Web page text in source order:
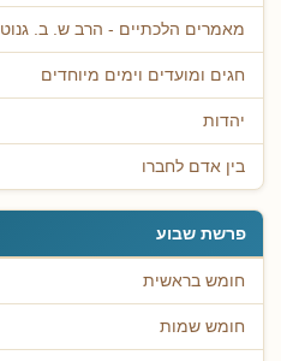
מאמרים הלכתיים - הרב ש. ב. גנוט
חגים ומועדים וימים מיוחדים
יהדות
בין אדם לחברו
פרשת שבוע
חומש בראשית
חומש שמות